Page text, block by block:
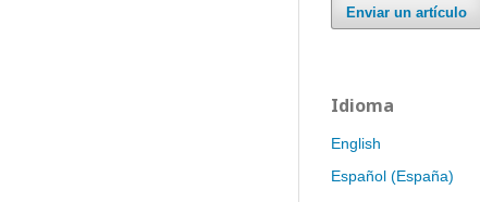
Enviar un artículo
Idioma
English
Español (España)